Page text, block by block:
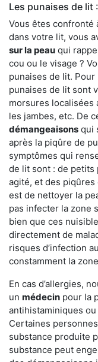
Les punaises de lit
Vous êtes confronté
dans votre lit, vous
sur la peau qui
cou ou le visage ?
punaises de lit. Pour
punaises de lit sont
morsures localisées
les jambes, etc. De
démangeaisons qui
après la piqûre de
symptômes qui
de lit sont : de petits
agité, et des piqûres
est de nettoyer la
pas infecter la zone
bien que ces
directement de
risques d’infection
constamment la
En cas d’allergies,
un médecin pour la
antihistaminiques
Certaines
substance produite
substance peut